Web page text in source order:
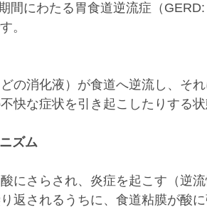
間にわたる胃食道逆流症（GERD:
。
の消化液）が食道へ逆流し、そ
快な症状を引き起こしたりする状
ズム
にさらされ、炎症を起こす（逆流
返されるうちに、食道粘膜が酸